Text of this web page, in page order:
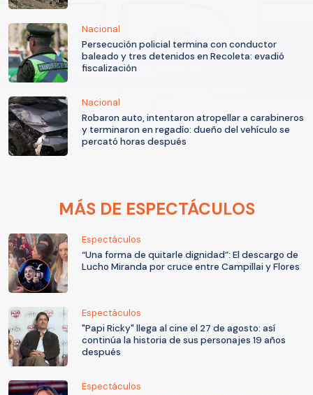
Nacional
Persecución policial termina con conductor
baleado y tres detenidos en Recoleta: evadió
fiscalización
Nacional
Robaron auto, intentaron atropellar a carabineros
y terminaron en regadío: dueño del vehículo se
percató horas después
MÁS DE ESPECTÁCULOS
Espectáculos
“Una forma de quitarle dignidad”: El descargo de
Lucho Miranda por cruce entre Campillai y Flores
Espectáculos
"Papi Ricky" llega al cine el 27 de agosto: así
continúa la historia de sus personajes 19 años
después
Espectáculos